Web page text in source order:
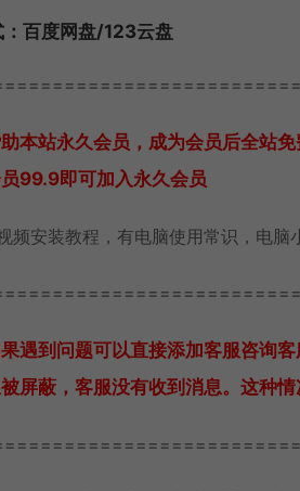
百度网盘/123云盘
本站永久会员，成为会员后全站
99.9即可加入永久会员
频安装教程，有电脑使用常识，电脑
遇到问题可以直接添加客服咨询客
屏蔽，客服没有收到消息。这种